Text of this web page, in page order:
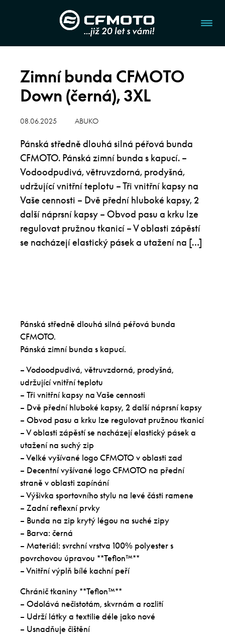
Zimní bunda CFMOTO
Down (černá), 3XL
08.06.2025 ABUKO
Pánská středně dlouhá silná péřová bunda
CFMOTO. Pánská zimní bunda s kapucí. –
Vodoodpudivá, větruvzdorná, prodyšná,
udržující vnitřní teplotu – Tři vnitřní kapsy na
Vaše cennosti – Dvě přední hluboké kapsy, 2
další náprsní kapsy – Obvod pasu a krku lze
regulovat pružnou tkanicí – V oblasti zápěstí
se nacházejí elastický pásek a utažení na […]
Pánská středně dlouhá silná péřová bunda
CFMOTO.
Pánská zimní bunda s kapucí.
– Vodoodpudivá, větruvzdorná, prodyšná,
udržující vnitřní teplotu
– Tři vnitřní kapsy na Vaše cennosti
– Dvě přední hluboké kapsy, 2 další náprsní kapsy
– Obvod pasu a krku lze regulovat pružnou tkanicí
– V oblasti zápěstí se nacházejí elastický pásek a
utažení na suchý zip
– Velké vyšívané logo CFMOTO v oblasti zad
– Decentní vyšívané logo CFMOTO na přední
straně v oblasti zapínání
– Výšivka sportovního stylu na levé části ramene
– Zadní reflexní prvky
– Bunda na zip krytý légou na suché zipy
– Barva: černá
– Materiál: svrchní vrstva 100% polyester s
povrchovou úpravou **Teflon™**
– Vnitřní výplň bílé kachní peří
Chránič tkaniny **Teflon™**
– Odolává nečistotám, skvrnám a rozlití
– Udrží látky a textilie déle jako nové
– Usnadňuje čištění